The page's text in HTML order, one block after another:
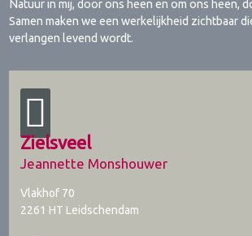
Natuur in mij, door ons heen en om ons heen,
Samen maken we een werkelijkheid zichtbaar
verlangen levend wordt.
Zielsveel
Jeannette Monshouwer
Vlakhof 70
2261 HT Leidschendam